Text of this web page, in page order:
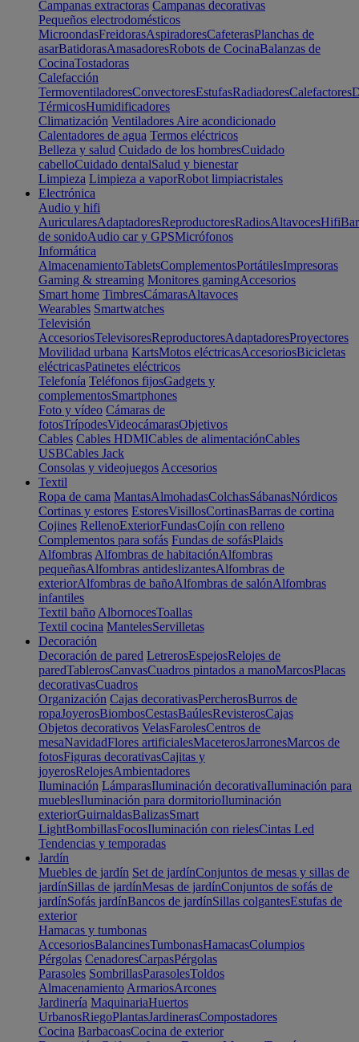
Campanas extractoras Campanas decorativas
Pequeños electrodomésticos
MicroondasFreidorasAspiradoresCafeterasPlanchas de
asarBatidorasAmasadoresRobots de CocinaBalanzas de
CocinaTostadoras
Calefacción
TermoventiladoresConvectoresEstufasRadiadoresCalefactores
TérmicosHumidificadores
Climatización Ventiladores Aire acondicionado
Calentadores de agua Termos eléctricos
Belleza y salud Cuidado de los hombresCuidado
cabelloCuidado dentalSalud y bienestar
Limpieza Limpieza a vaporRobot limpiacristales
Electrónica
Audio y hifi
AuricularesAdaptadoresReproductoresRadiosAltavocesHifi
de sonidoAudio car y GPSMicrófonos
Informática
AlmacenamientoTabletsComplementosPortátilesImpresoras
Gaming & streaming Monitores gamingAccesorios
Smart home TimbresCámarasAltavoces
Wearables Smartwatches
Televisión
AccesoriosTelevisoresReproductoresAdaptadoresProyectores
Movilidad urbana KartsMotos eléctricasAccesoriosBicicletas
eléctricasPatinetes eléctricos
Telefonía Teléfonos fijosGadgets y
complementosSmartphones
Foto y vídeo Cámaras de
fotosTrípodesVideocámarasObjetivos
Cables Cables HDMICables de alimentaciónCables
USBCables Jack
Consolas y videojuegos Accesorios
Textil
Ropa de cama MantasAlmohadasColchasSábanasNórdicos
Cortinas y estores EstoresVisillosCortinasBarras de cortina
Cojines RellenoExteriorFundasCojín con relleno
Complementos para sofás Fundas de sofásPlaids
Alfombras Alfombras de habitaciónAlfombras
pequeñasAlfombras antideslizantesAlfombras de
exteriorAlfombras de bañoAlfombras de salónAlfombras
infantiles
Textil baño AlbornocesToallas
Textil cocina MantelesServilletas
Decoración
Decoración de pared LetrerosEspejosRelojes de
paredTablerosCanvasCuadros pintados a manoMarcosPlacas
decorativasCuadros
Organización Cajas decorativasPercherosBurros de
ropaJoyerosBiombosCestasBaúlesRevisterosCajas
Objetos decorativos VelasFarolesCentros de
mesaNavidadFlores artificialesMaceterosJarronesMarcos de
fotosFiguras decorativasCajitas y
joyerosRelojesAmbientadores
Iluminación LámparasIluminación decorativaIluminación para
mueblesIluminación para dormitorioIluminación
exteriorGuirnaldasBalizasSmart
LightBombillasFocosIluminación con rielesCintas Led
Tendencias y temporadas
Jardín
Muebles de jardín Set de jardínConjuntos de mesas y sillas de
jardínSillas de jardínMesas de jardínConjuntos de sofás de
jardínSofás jardínBancos de jardínSillas colgantesEstufas de
exterior
Hamacas y tumbonas
AccesoriosBalancinesTumbonasHamacasColumpios
Pérgolas CenadoresCarpasPérgolas
Parasoles SombrillasParasolesToldos
Almacenamiento ArmariosArcones
Jardinería MaquinariaHuertos
UrbanosRiegoPlantasJardinerasCompostadores
Cocina BarbacoasCocina de exterior